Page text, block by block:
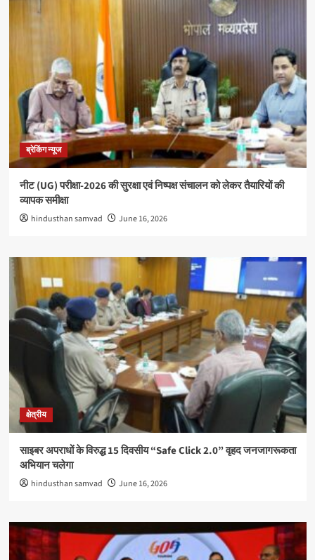
ब्रेकिंग न्यूज
नीट (UG) परीक्षा-2026 की सुरक्षा एवं निष्पक्ष संचालन को लेकर तैयारियों की
व्यापक समीक्षा
hindusthan samvad June 16, 2026
क्षेत्रीय
साइबर अपराधों के विरुद्ध 15 दिवसीय “Safe Click 2.0” वृहद जनजागरूकता
अभियान चलेगा
hindusthan samvad June 16, 2026